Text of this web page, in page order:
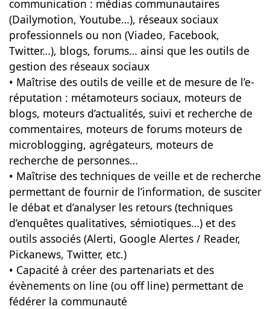
communication : médias communautaires
(Dailymotion, Youtube…), réseaux sociaux
professionnels ou non (Viadeo, Facebook,
Twitter…), blogs, forums… ainsi que les outils de
gestion des réseaux sociaux
• Maîtrise des outils de veille et de mesure de l’e-
réputation : métamoteurs sociaux, moteurs de
blogs, moteurs d’actualités, suivi et recherche de
commentaires, moteurs de forums moteurs de
microblogging, agrégateurs, moteurs de
recherche de personnes…
• Maîtrise des techniques de veille et de recherche
permettant de fournir de l’information, de susciter
le débat et d’analyser les retours (techniques
d’enquêtes qualitatives, sémiotiques…) et des
outils associés (Alerti, Google Alertes / Reader,
Pickanews, Twitter, etc.)
• Capacité à créer des partenariats et des
évènements on line (ou off line) permettant de
fédérer la communauté